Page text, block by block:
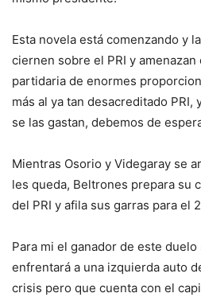
Esta novela está comenzando y
ciernen sobre el PRI y
partidaria de enormes
más al ya tan desacreditado PRI,
se las gastan, debemos de
Mientras Osorio y Videgaray se
les queda, Beltrones prepara su
del PRI y afila sus garras para el
Para mi el ganador de este
enfrentará a una izquierda auto
crisis pero que cuenta con el